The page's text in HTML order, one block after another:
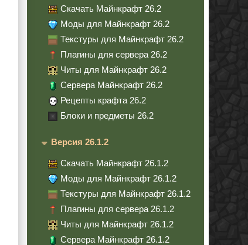
Скачать Майнкрафт 26.2
Моды для Майнкрафт 26.2
Текстуры для Майнкрафт 26.2
Плагины для сервера 26.2
Читы для Майнкрафт 26.2
Сервера Майнкрафт 26.2
Рецепты крафта 26.2
Блоки и предметы 26.2
Версия 26.1.2
Скачать Майнкрафт 26.1.2
Моды для Майнкрафт 26.1.2
Текстуры для Майнкрафт 26.1.2
Плагины для сервера 26.1.2
Читы для Майнкрафт 26.1.2
Сервера Майнкрафт 26.1.2